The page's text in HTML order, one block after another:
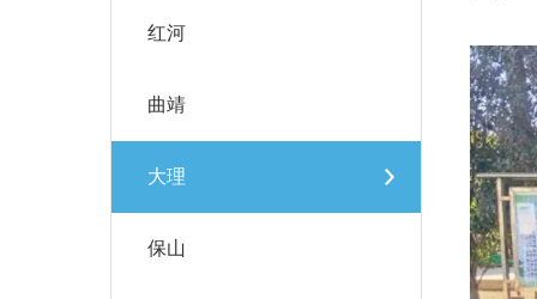
红河
曲靖
大理
保山